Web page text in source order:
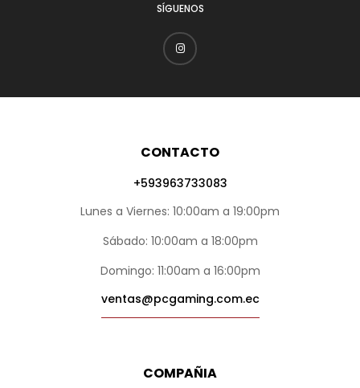
SÍGUENOS
COMPAÑIA
CONTACTO
+593963733083
Lunes a Viernes: 10:00am a 19:00pm
Sábado: 10:00am a 18:00pm
Domingo: 11:00am a 16:00pm
ventas@pcgaming.com.ec